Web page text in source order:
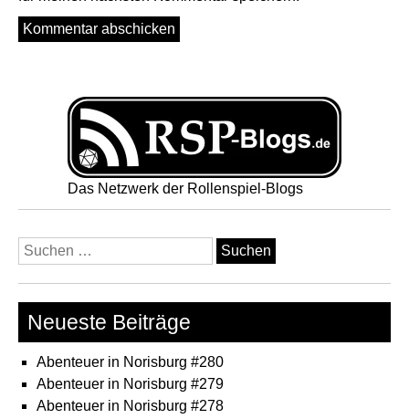
Das Netzwerk der Rollenspiel-Blogs
Suchen
nach:
Neueste Beiträge
Abenteuer in Norisburg #280
Abenteuer in Norisburg #279
Abenteuer in Norisburg #278